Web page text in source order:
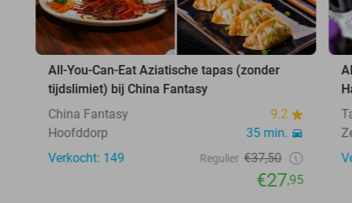
All-You-Can-Eat Aziatische tapas (zonder
tijdslimiet) bij China Fantasy
China Fantasy
9.2
Hoofddorp
35 min.
Verkocht: 149
Regulier €37,50
€27,95